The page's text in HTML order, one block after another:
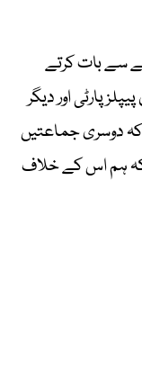
سے بات کرتے
پارٹی اور دیگر
دوسری جماعتیں
ہم اس کے خلاف